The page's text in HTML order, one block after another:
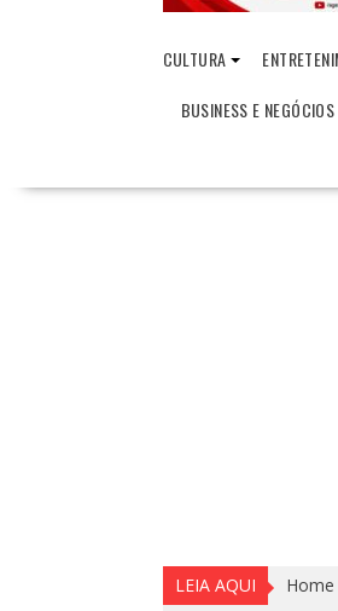
CULTURA
BUSINESS E NEGÓCIOS
LEIA AQUI Home